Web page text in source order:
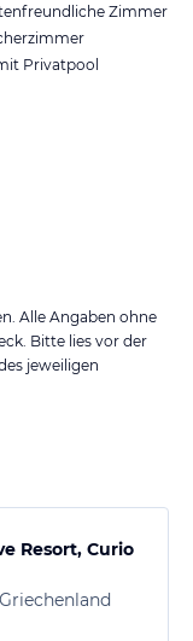
Zimmer
Privatpool
Alle Angaben ohne
Bitte lies vor der
jeweiligen
Resort, Curio